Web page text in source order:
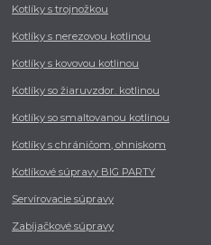
Kotlíky s trojnožkou
Kotlíky s nerezovou kotlinou
Kotlíky s kovovou kotlinou
Kotlíky so žiaruvzdor. kotlinou
Kotlíky so smaltovanou kotlinou
Kotlíky s chráničom, ohniskom
Kotlíkové súpravy BIG PARTY
Servírovacie súpravy
Zabíjačkové súpravy